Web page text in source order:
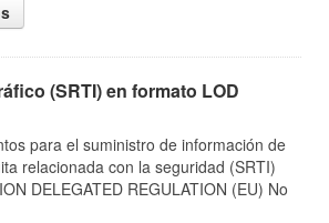
(SRTI) en formato LOD
para el suministro de información de
relacionada con la seguridad (SRTI)
DELEGATED REGULATION (EU) No